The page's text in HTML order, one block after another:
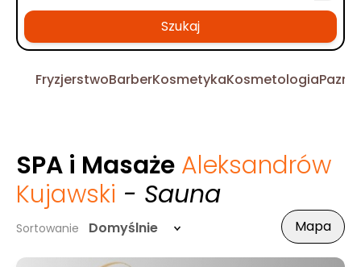
Szukaj
FryzjerstwoBarberKosmetykaKosmetologia
SPA i Masaże Aleksandrów
Kujawski - Sauna
Sortowanie Domyślnie Mapa